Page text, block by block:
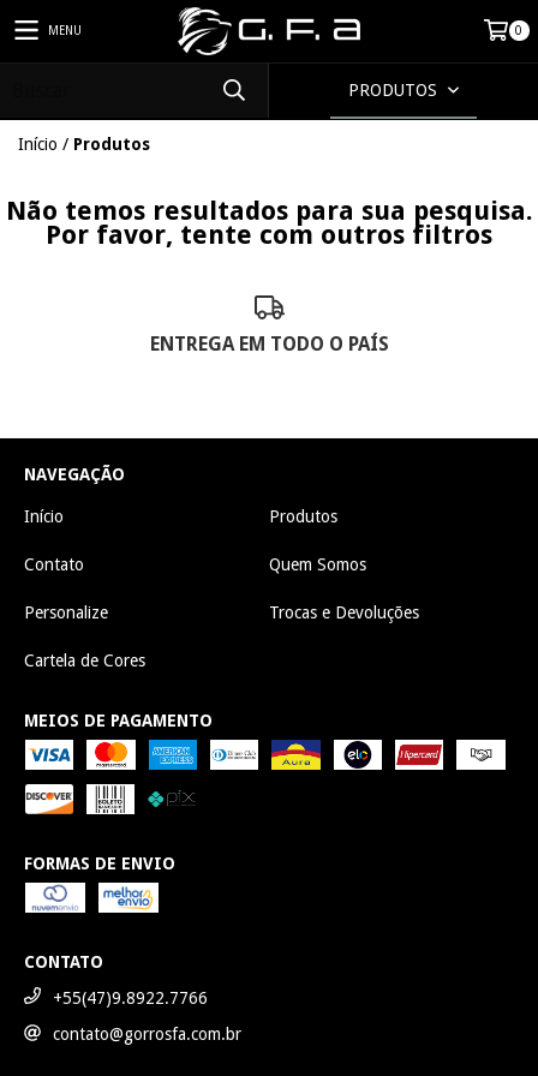
MENU 0
PRODUTOS
Início / Produtos
Não temos resultados para sua pesquisa.
Por favor, tente com outros filtros
ENTREGA EM TODO O PAÍS
NAVEGAÇÃO
Início Produtos
Contato Quem Somos
Personalize Trocas e Devoluções
Cartela de Cores
MEIOS DE PAGAMENTO
FORMAS DE ENVIO
CONTATO
+55(47)9.8922.7766
contato@gorrosfa.com.br